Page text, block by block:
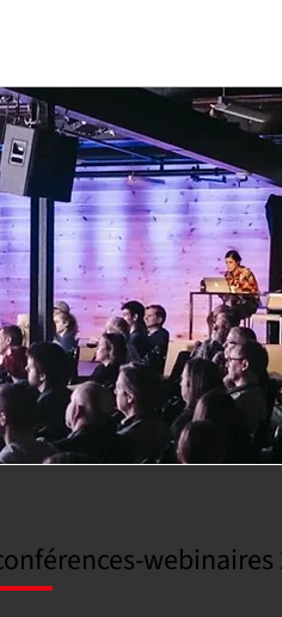
webinaires